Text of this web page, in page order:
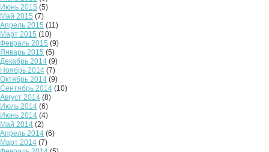
Июнь 2015 (5)
Май 2015 (7)
Апрель 2015 (11)
Март 2015 (10)
Февраль 2015 (9)
Январь 2015 (5)
Декабрь 2014 (9)
Ноябрь 2014 (7)
Октябрь 2014 (9)
Сентябрь 2014 (10)
Август 2014 (8)
Июль 2014 (6)
Июнь 2014 (4)
Май 2014 (2)
Апрель 2014 (6)
Март 2014 (7)